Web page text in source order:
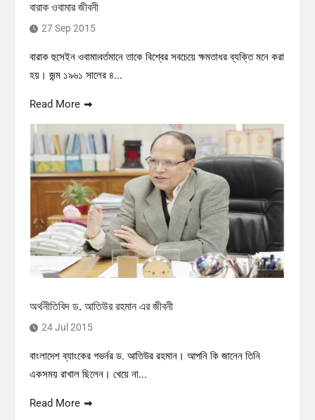
বারাক ওবামার জীবনী
27 Sep 2015
বারাক হুসেইন ওবামা৷বর্তমানে তাকে বিশ্বের সবচেয়ে ক্ষমতাধর ব্যক্তি মনে করা
হয়। জন্ম ১৯৬১ সালের ৪...
Read More
অর্থনীতিবিদ ড. আতিউর রহমান এর জীবনী
24 Jul 2015
বাংলাদেশ ব্যাংকের গভর্নর ড. আতিউর রহমান। আপনি কি জানেন তিনি
একসময় রাখাল ছিলেন। খেয়ে না...
Read More